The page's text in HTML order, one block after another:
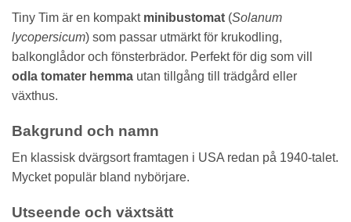
Tiny Tim är en kompakt minibustomat (Solanum
lycopersicum) som passar utmärkt för krukodling,
balkonglådor och fönsterbrädor. Perfekt för dig som vill
odla tomater hemma utan tillgång till trädgård eller
växthus.
Bakgrund och namn
En klassisk dvärgsort framtagen i USA redan på 1940-talet.
Mycket populär bland nybörjare.
Utseende och växtsätt